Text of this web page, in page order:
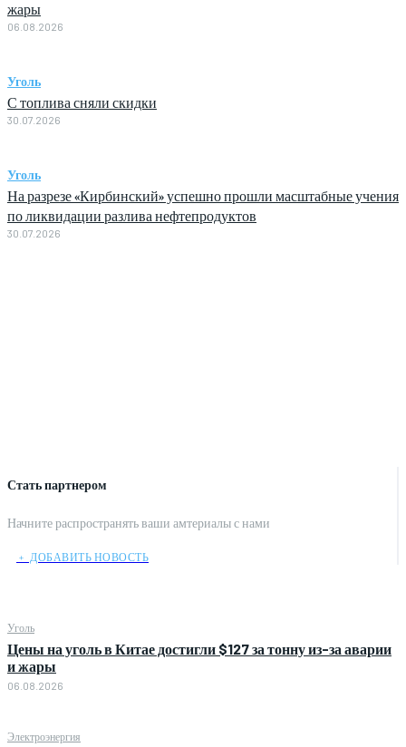
Стать партнером
Начните распространять ваши амтериалы с нами
﹢ ДОБАВИТЬ НОВОСТЬ
Уголь
Цены на уголь в Китае достигли $127 за тонну из-за аварии
и жары
06.08.2026
Электроэнергия
жары
06.08.2026
Уголь
С топлива сняли скидки
30.07.2026
Уголь
На разрезе «Кирбинский» успешно прошли масштабные учения
по ликвидации разлива нефтепродуктов
30.07.2026